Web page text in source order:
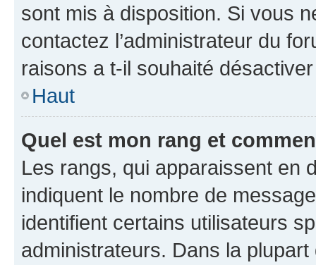
sont mis à disposition. Si vous
contactez l’administrateur du
raisons a t-il souhaité
Haut
Quel est mon rang et
Les rangs, qui apparaissent en
indiquent le nombre de
identifient certains utilisateurs
administrateurs. Dans la